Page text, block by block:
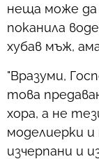
неща може да
поканила
хубав мъж,
"Вразуми,
това
хора, а не
моделиерки
изчерпани и